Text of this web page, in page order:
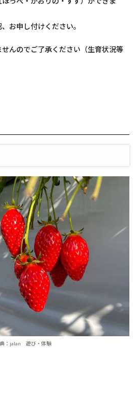
お申し付けください。
んのでご了承ください（生育状況等
：jalan 遊び・体験